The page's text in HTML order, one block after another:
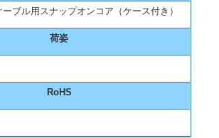
ブル用スナップオンコア（ケース付き）
荷姿
RoHS